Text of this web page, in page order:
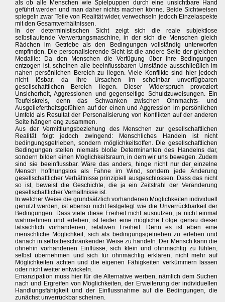
als ob alle Menschen wie Spielpuppen durch eine unsichtbare Hand
geführt werden und man daher nichts machen könne. Beide Sichtweisen
spiegeln zwar Teile von Realität wider, verwechseln jedoch Einzelaspekte
mit den Gesamtverhältnissen.
In der deterministischen Sicht zeigt sich die reale subjektlose
selbstlaufende Verwertungsmaschine, in der sich die Menschen gleich
Rädchen im Getriebe als den Bedingungen vollständig unterworfen
empfinden. Die personalisierende Sicht ist die andere Seite der gleichen
Medaille: Da den Menschen die Verfügung über ihre Bedingungen
entzogen ist, scheinen alle beeinflussbaren Umstände ausschließlich im
nahen persönlichen Bereich zu liegen. Viele Konflikte sind hier jedoch
nicht lösbar, da ihre Ursachen im scheinbar unverfügbaren
gesellschaftlichen Bereich liegen. Dieser Widerspruch provoziert
Unsicherheit, Aggressionen und gegenseitige Schuldzuweisungen. Ein
Teufelskreis, denn das Schwanken zwischen Ohnmachts- und
Ausgeliefertheitsgefühlen auf der einen und Aggression im persönlichen
Umfeld als Resultat der Personalisierung von Konflikten auf der anderen
Seite hängen eng zusammen.
Aus der Vermittlungsbeziehung des Menschen zur gesellschaftlichen
Realität folgt jedoch zwingend: Menschliches Handeln ist nicht
bedingungsgetrieben, sondern möglichkeitsoffen. Die gesellschaftlichen
Bedingungen stellen niemals bloße Determinanten des Handelns dar,
sondern bilden einen Möglichkeitsraum, in dem wir uns bewegen. Zudem
sind sie beeinflussbar. Wäre das anders, hinge nicht nur der einzelne
Mensch hoffnungslos als Fahne im Wind, sondern jede Änderung
gesellschaftlicher Verhältnisse prinzipiell ausgeschlossen. Dass das nicht
so ist, beweist die Geschichte, die ja ein Zeitstrahl der Veränderung
gesellschaftlicher Verhältnisse ist.
In welcher Weise die grundsätzlich vorhandenen Möglichkeiten individuell
genutzt werden, ist ebenso nicht festgelegt wie die Unverrückbarkeit der
Bedingungen. Dass viele diese Freiheit nicht ausnutzen, ja nicht einmal
wahrnehmen und erleben, ist leider eine mögliche Folge genau dieser
tatsächlich vorhandenen, relativen Freiheit. Denn es ist eben eine
menschliche Möglichkeit, sich als bedingungsgetrieben zu erleben und
danach in selbstbeschränkender Weise zu handeln. Der Mensch kann die
ohnehin vorhandenen Einflüsse, sich klein und ohnmächtig zu fühlen,
selbst übernehmen und sich für ohnmächtig erklären, nicht mehr auf
Möglichkeiten achten und die eigenen Fähigkeiten verkümmern lassen
oder nicht weiter entwickeln.
Emanzipation muss hier für die Alternative werben, nämlich dem Suchen
nach und Ergreifen von Möglichkeiten, der Erweiterung der individuellen
Handlungsfähigkeit und der Einflussnahme auf die Bedingungen, die
zunächst unverrückbar scheinen.